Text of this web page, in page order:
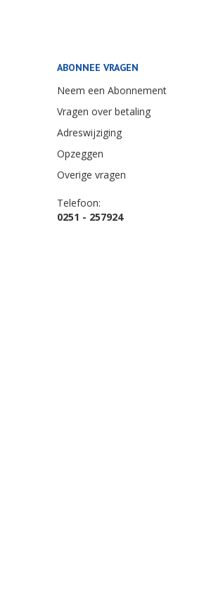
ABONNEE VRAGEN
Neem een Abonnement
Vragen over betaling
Adreswijziging
Opzeggen
Overige vragen
Telefoon:
0251 - 257924